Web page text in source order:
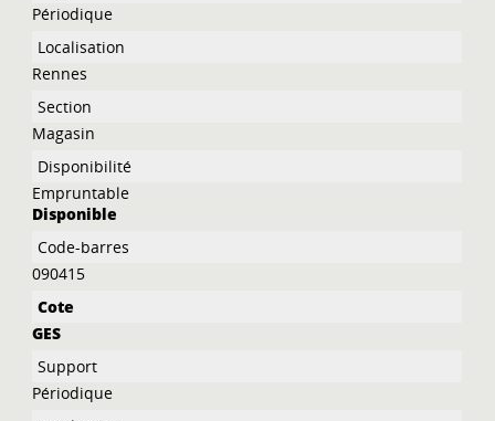
Périodique
Rennes
Magasin
Empruntable
Disponible
090415
GES
Périodique